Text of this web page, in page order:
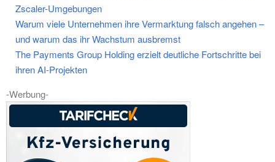
Zscaler-Umgebungen
Warum viele Unternehmen ihre Vermarktung falsch angehen –
und warum das ihr Wachstum ausbremst
The Payments Group Holding erzielt deutliche Fortschritte bei
ihren AI-Projekten
-Werbung-